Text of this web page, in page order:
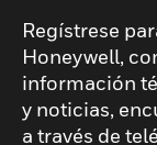
Regístrese
Honeywell,
información
y noticias,
a través de